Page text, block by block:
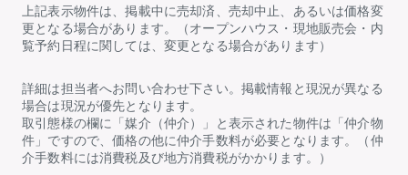
上記表示物件は、掲載中に売却済、売却中止、あるいは価格変
更となる場合があります。（オープンハウス・現地販売会・内
覧予約日程に関しては、変更となる場合があります）
詳細は担当者へお問い合わせ下さい。掲載情報と現況が異なる
場合は現況が優先となります。
取引態様の欄に「媒介（仲介）」と表示された物件は「仲介物
件」ですので、価格の他に仲介手数料が必要となります。（仲
介手数料には消費税及び地方消費税がかかります。）